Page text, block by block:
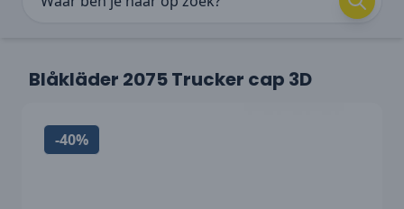
Blåkläder 2075 Trucker cap 3D
-40%